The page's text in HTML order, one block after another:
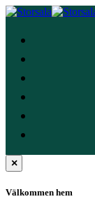
×
Välkommen hem